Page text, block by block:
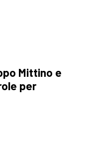
Mittino e
per